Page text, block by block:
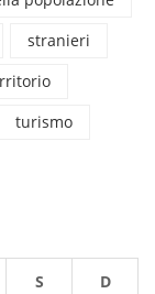
stranieri
turismo
S D